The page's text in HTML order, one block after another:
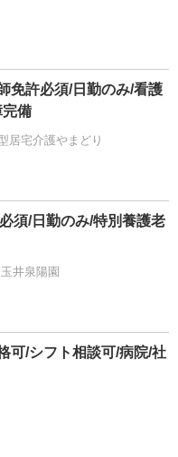
免許必須/日勤のみ/看護
備
居宅介護やまどり
須/日勤のみ/特別養護老
井泉陽園
可/シフト相談可/病院/社